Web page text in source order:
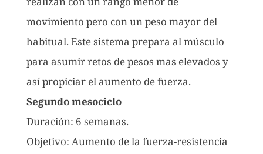
movimiento pero con un peso mayor del
habitual. Este sistema prepara al músculo
para asumir retos de pesos mas elevados y
así propiciar el aumento de fuerza.
Segundo mesociclo
Duración: 6 semanas.
Objetivo: Aumento de la fuerza-resistencia